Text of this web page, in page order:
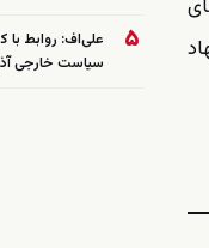
۱۲ کشور پیشنهاد
۵
علی‌اف: روابط با
سیاست خارجی